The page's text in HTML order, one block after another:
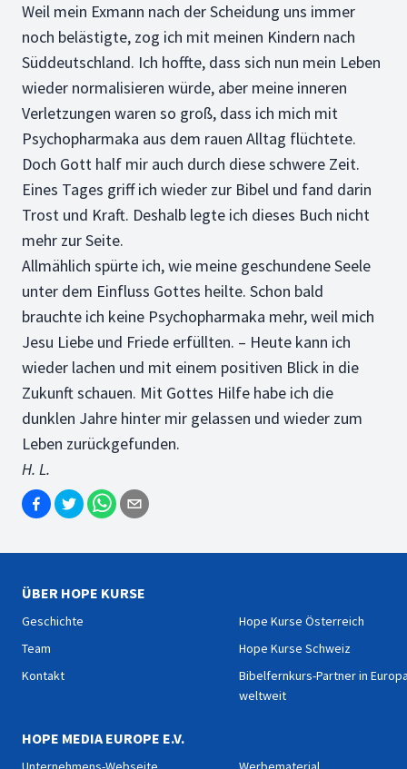
Weil mein Exmann nach der Scheidung uns immer
noch belästigte, zog ich mit meinen Kindern nach
Süddeutschland. Ich hoffte, dass sich nun mein Leben
wieder normalisieren würde, aber meine inneren
Verletzungen waren so groß, dass ich mich mit
Psychopharmaka aus dem rauen Alltag flüchtete.
Doch Gott half mir auch durch diese schwere Zeit.
Eines Tages griff ich wieder zur Bibel und fand darin
Trost und Kraft. Deshalb legte ich dieses Buch nicht
mehr zur Seite.
Allmählich spürte ich, wie meine geschundene Seele
unter dem Einfluss Gottes heilte. Schon bald
brauchte ich keine Psychopharmaka mehr, weil mich
Jesu Liebe und Friede erfüllten. – Heute kann ich
wieder lachen und mit einem positiven Blick in die
Zukunft schauen. Mit Gottes Hilfe habe ich die
dunklen Jahre hinter mir gelassen und wieder zum
Leben zurückgefunden.
H. L.
ÜBER HOPE KURSE
Geschichte
Team
Kontakt
Hope Kurse Österreich
Hope Kurse Schweiz
Bibelfernkurs-Partner in
weltweit
HOPE MEDIA EUROPE E.V.